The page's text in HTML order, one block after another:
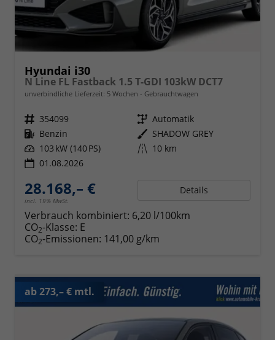
Hyundai i30
N Line FL Fastback 1.5 T-GDI 103kW DCT7
unverbindliche Lieferzeit: 5 Wochen Gebrauchtwagen
Fahrzeugnr. 354099 Getriebe Automatik
Kraftstoff Benzin Außenfarbe SHADOW GREY
Leistung 103 kW (140 PS) Kilometerstand 10 km
01.08.2026
28.168,– €
incl. 19% MwSt.
Details
Verbrauch kombiniert: 6,20 l/100km
CO2-Klasse: E
CO2-Emissionen: 141,00 g/km
ab 273,– € mtl.